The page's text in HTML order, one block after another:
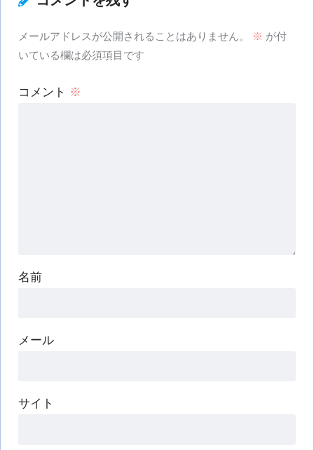
メールアドレスが公開されることはありません。 ※ が付
いている欄は必須項目です
コメント ※
名前
メール
サイト